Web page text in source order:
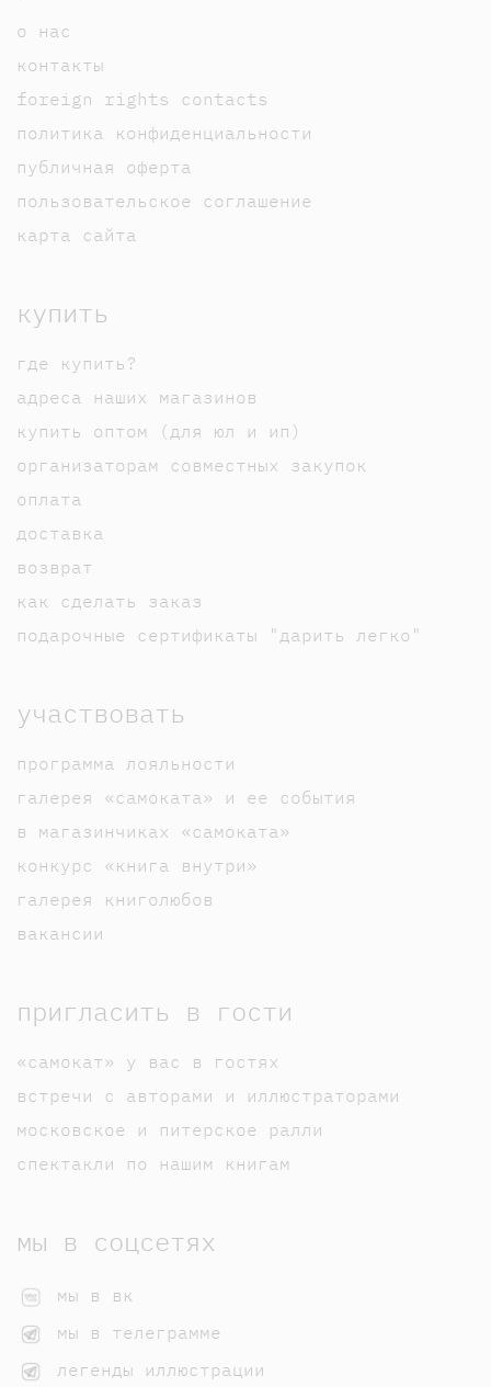
о нас
контакты
foreign rights contacts
политика конфиденциальности
публичная оферта
пользовательское соглашение
карта сайта
купить
где купить?
адреса наших магазинов
купить оптом (для юл и ип)
организаторам совместных закупок
оплата
доставка
возврат
как сделать заказ
подарочные сертификаты "дарить легко"
участвовать
программа лояльности
галерея «самоката» и ее события
в магазинчиках «самоката»
конкурс «книга внутри»
галерея книголюбов
вакансии
пригласить в гости
«самокат» у вас в гостях
встречи с авторами и иллюстраторами
московское и питерское ралли
спектакли по нашим книгам
мы в соцсетях
мы в вк
мы в телеграмме
легенды иллюстрации